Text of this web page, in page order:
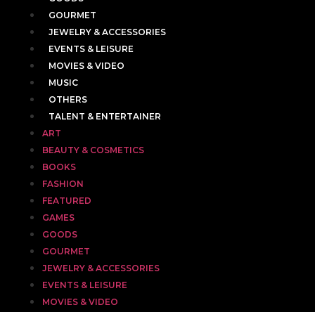
GOURMET
JEWELRY & ACCESSORIES
EVENTS & LEISURE
MOVIES & VIDEO
MUSIC
OTHERS
TALENT & ENTERTAINER
ART
BEAUTY & COSMETICS
BOOKS
FASHION
FEATURED
GAMES
GOODS
GOURMET
JEWELRY & ACCESSORIES
EVENTS & LEISURE
MOVIES & VIDEO